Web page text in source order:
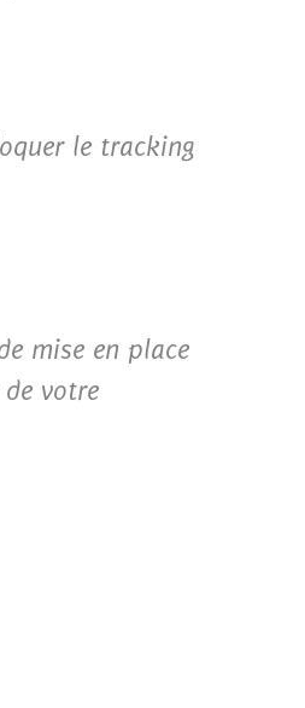
le tracking
mise en place
votre